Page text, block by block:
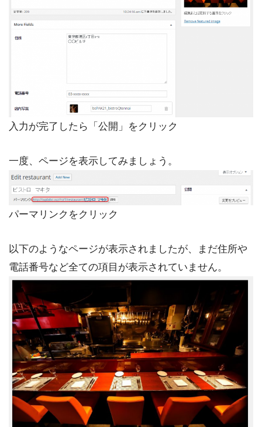
入力が完了したら「公開」をクリック
一度、ページを表示してみましょう。
パーマリンクをクリック
以下のようなページが表示されましたが、まだ住所や
電話番号など全ての項目が表示されていません。